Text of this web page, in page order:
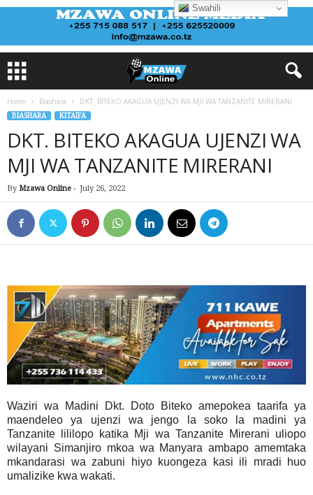
Home Biashara DKT. BITEKO AKAGUA UJENZI WA MJI WA TANZANITE MIRERANI
BIASHARA KITAIFA
DKT. BITEKO AKAGUA UJENZI WA
MJI WA TANZANITE MIRERANI
By Mzawa Online - July 26, 2022
Waziri wa Madini Dkt. Doto Biteko amepokea taarifa ya
maendeleo ya ujenzi wa jengo la soko la madini ya
Tanzanite lililopo katika Mji wa Tanzanite Mirerani uliopo
wilayani Simanjiro mkoa wa Manyara ambapo amemtaka
mkandarasi wa zabuni hiyo kuongeza kasi ili mradi huo
umalizike kwa wakati.
Swahili